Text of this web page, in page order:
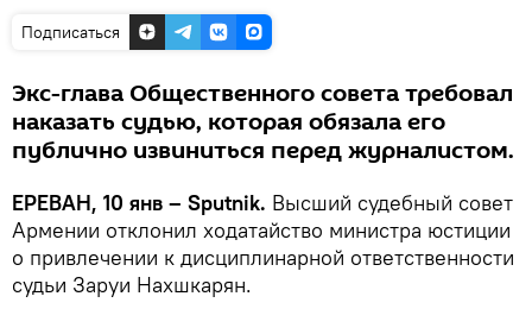
Подписаться
Экс-глава Общественного совета требовал
наказать судью, которая обязала его
публично извиниться перед журналистом.
ЕРЕВАН, 10 янв – Sputnik. Высший судебный совет
Армении отклонил ходатайство министра юстиции
о привлечении к дисциплинарной ответственности
судьи Заруи Нахшкарян.